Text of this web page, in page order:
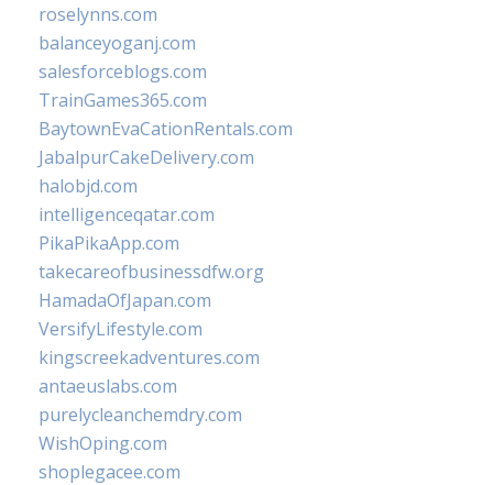
roselynns.com
balanceyoganj.com
salesforceblogs.com
TrainGames365.com
BaytownEvaCationRentals.com
JabalpurCakeDelivery.com
halobjd.com
intelligenceqatar.com
PikaPikaApp.com
takecareofbusinessdfw.org
HamadaOfJapan.com
VersifyLifestyle.com
kingscreekadventures.com
antaeuslabs.com
purelycleanchemdry.com
WishOping.com
shoplegacee.com